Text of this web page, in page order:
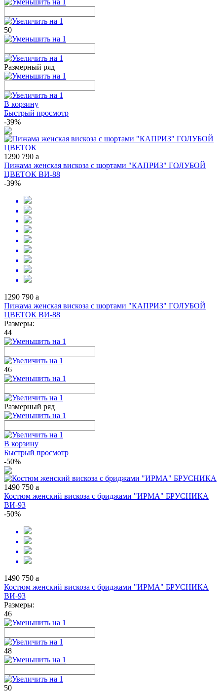
50
Размерный ряд
В корзину
Быстрый просмотр
-39%
1290 790 a
Пижама женская вискоза с шортами "КАПРИЗ" ГОЛУБОЙ
ЦВЕТОК ВИ-88
-39%
1290 790 a
Пижама женская вискоза с шортами "КАПРИЗ" ГОЛУБОЙ
ЦВЕТОК ВИ-88
Размеры:
44
46
Размерный ряд
В корзину
Быстрый просмотр
-50%
1490 750 a
Костюм женский вискоза с бриджами "ИРМА" БРУСНИКА
ВИ-93
-50%
1490 750 a
Костюм женский вискоза с бриджами "ИРМА" БРУСНИКА
ВИ-93
Размеры:
46
48
50